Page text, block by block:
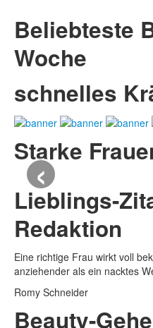
Beliebteste
Woche
schnelles
Starke
‹
Lieblings-
Redaktion
Eine richtige Frau wirkt voll
anziehender als ein nacktes
Romy Schneider
Beauty-